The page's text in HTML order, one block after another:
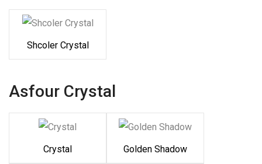
Shcoler Crystal
Asfour Crystal
Crystal Golden Shadow